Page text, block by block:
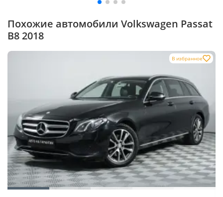
Похожие автомобили Volkswagen Passat
B8 2018
В избранное